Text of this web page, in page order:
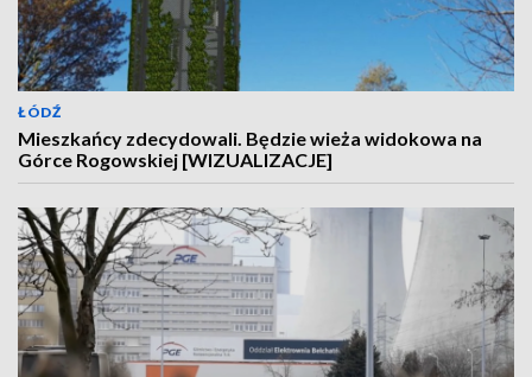
ŁÓDŹ
Mieszkańcy zdecydowali. Będzie wieża widokowa na
Górce Rogowskiej [WIZUALIZACJE]